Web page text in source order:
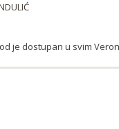
je dostupan u svim